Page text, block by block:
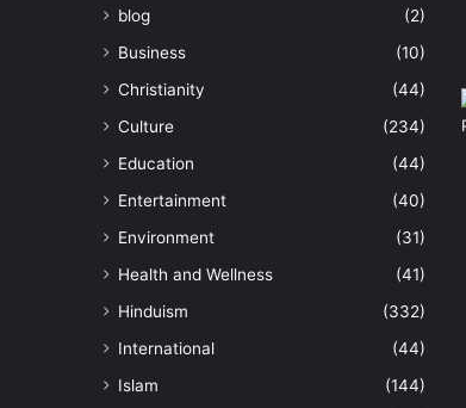
blog
(2)
Business
(10)
Christianity
(44)
Culture
(234)
Education
(44)
Entertainment
(40)
Environment
(31)
Health and Wellness
(41)
Hinduism
(332)
International
(44)
Islam
(144)